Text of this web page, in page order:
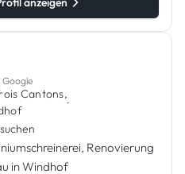
Cantons,
·
Renovierung
in Windhof